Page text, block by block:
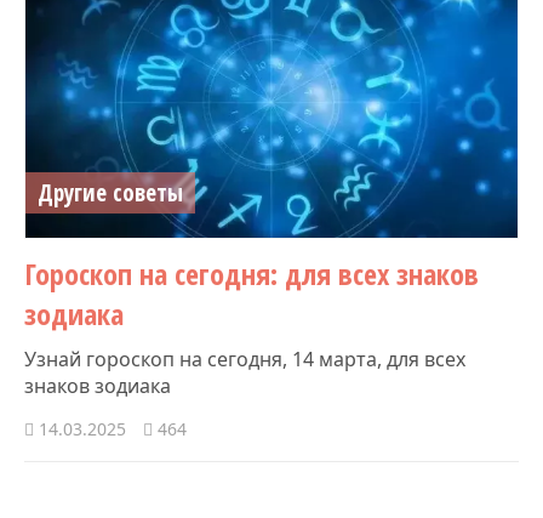
Другие советы
Гороскоп на сегодня: для всех знаков
зодиака
Узнай гороскоп на сегодня, 14 марта, для всех
знаков зодиака
14.03.2025 464